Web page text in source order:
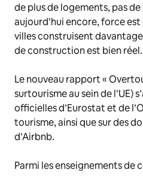
de plus de logements, pas de
aujourd’hui encore, force
villes construisent
de construction est bien réel.
Le nouveau rapport «
surtourisme au sein de l’UE)
officielles d’Eurostat et de
tourisme, ainsi que sur des
d’Airbnb.
Parmi les enseignements de